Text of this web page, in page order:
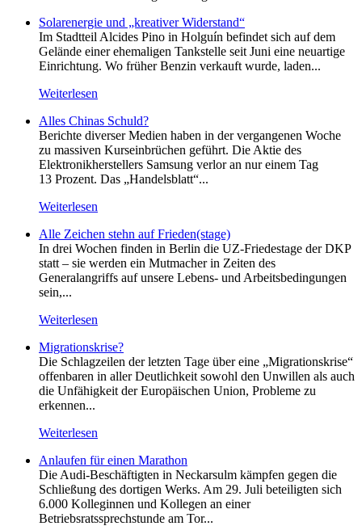
Solarenergie und „kreativer Widerstand“
Im Stadtteil Alcides Pino in Holguín befindet sich auf dem
Gelände einer ehemaligen Tankstelle seit Juni eine neuartige
Einrichtung. Wo früher Benzin verkauft wurde, laden...
Weiterlesen
Alles Chinas Schuld?
Berichte diverser Medien haben in der vergangenen Woche
zu massiven Kurseinbrüchen geführt. Die Aktie des
Elektronikherstellers Samsung verlor an nur einem Tag
13 Prozent. Das „Handelsblatt“...
Weiterlesen
Alle Zeichen stehn auf Frieden(stage)
In drei Wochen finden in Berlin die UZ-Friedestage der DKP
statt – sie werden ein Mutmacher in Zeiten des
Generalangriffs auf unsere Lebens- und Arbeitsbedingungen
sein,...
Weiterlesen
Migrationskrise?
Die Schlagzeilen der letzten Tage über eine „Migrationskrise“
offenbaren in aller Deutlichkeit sowohl den Unwillen als auch
die Unfähigkeit der Europäischen Union, Probleme zu
erkennen...
Weiterlesen
Anlaufen für einen Marathon
Die Audi-Beschäftigten in Neckarsulm kämpfen gegen die
Schließung des dortigen Werks. Am 29. Juli beteiligten sich
6.000 Kolleginnen und Kollegen an einer
Betriebsratssprechstunde am Tor...